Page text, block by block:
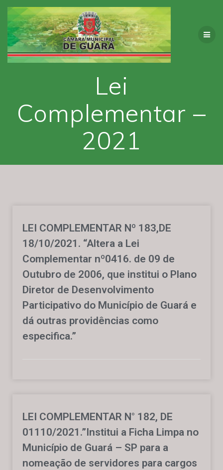
Lei
Complementar –
2021
LEI COMPLEMENTAR Nº 183,DE
18/10/2021. “Altera a Lei
Complementar nº0416. de 09 de
Outubro de 2006, que institui o Plano
Diretor de Desenvolvimento
Participativo do Município de Guará e
dá outras providências como
especifica.”
LEI COMPLEMENTAR N° 182, DE
01110/2021.”Institui a Ficha Limpa no
Município de Guará – SP para a
nomeação de servidores para cargos